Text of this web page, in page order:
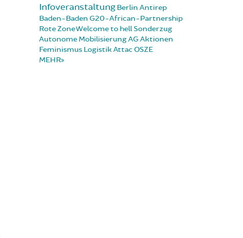
Infoveranstaltung Berlin Antirep
Baden-Baden G20-African-Partnership
Rote ZoneWelcome to hellSonderzug
Autonome MobilisierungAG Aktionen
Feminismus Logistik Attac OSZE
MEHR